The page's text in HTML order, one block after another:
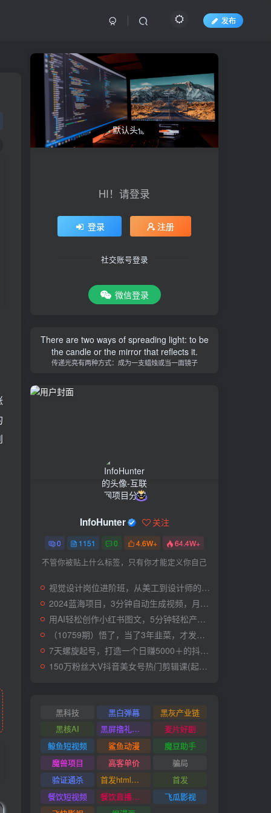
发布
HI！请登录
登录 注册
社交账号登录
微信登录
There are two ways of spreading light: to be
the candle or the mirror that reflects it.
传递光亮有两种方式：成为一支蜡烛或当一面镜子
InfoHunter 关注
0 1151 0 4.6W+ 64.4W+
不管你被贴上什么标签，只有你才能定义你自己
视觉设计岗位进阶班，从美工到设计师的蜕变（4节视频课程）
2024蓝海项目，3分钟自动生成视频，月入过万
用AI轻松创作小红书图文，5分钟轻松产出300条小红书爆款笔记！
（10759期）悟了，当了3年韭菜，才发现网赚圈年赚100万的核心是卖项目，含泪分享！
7天螺旋起号，打造一个日赚5000＋的抖音壁纸号（价值688）
150万粉丝大V抖音美女号热门剪辑课(起号 过原创 素材来源 无人直播 变现)
黑科技 黑白弹幕
黑灰产业链
黑核AI
黑屏撸礼物撸门票
麦片好剧
鲸鱼短视频
鲨鱼动漫
魔豆助手
魔兽项目
高客单价
骗局
验证通杀
首发html小霸王游戏网站搭建项目
首发
餐饮短视频
餐饮直播引流
飞瓜影视